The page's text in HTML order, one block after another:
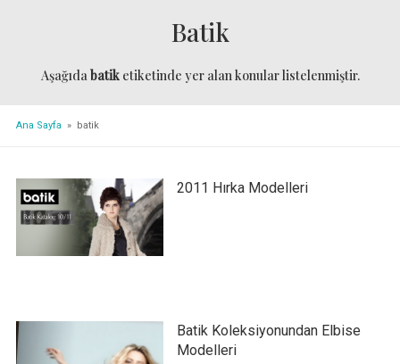
Batik
Aşağıdabatiketiketinde yer alan konular listelenmiştir.
Ana Sayfa » batik
2011 Hırka Modelleri
Batik Koleksiyonundan Elbise
Modelleri